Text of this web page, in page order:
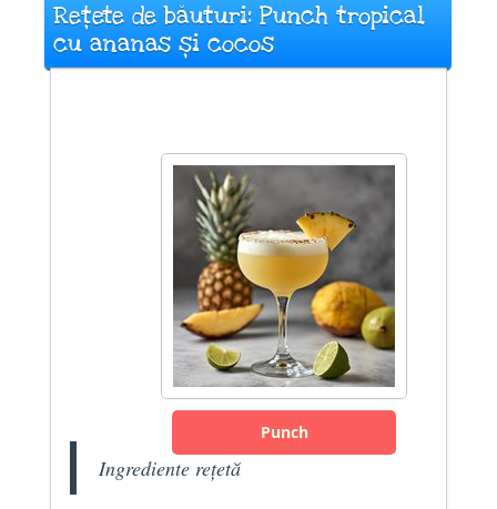
Rețete de băuturi: Punch tropical
cu ananas și cocos
Punch
Ingrediente rețetă